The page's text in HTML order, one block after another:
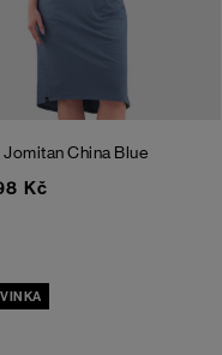
JomitanChina Blue
Kč